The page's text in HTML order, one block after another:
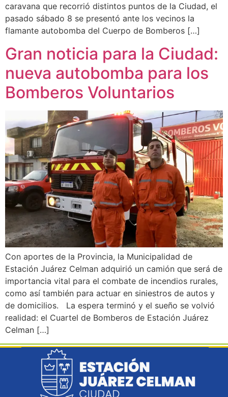
caravana que recorrió distintos puntos de la Ciudad, el
pasado sábado 8 se presentó ante los vecinos la
flamante autobomba del Cuerpo de Bomberos […]
Gran noticia para la Ciudad:
nueva autobomba para los
Bomberos Voluntarios
Con aportes de la Provincia, la Municipalidad de
Estación Juárez Celman adquirió un camión que será de
importancia vital para el combate de incendios rurales,
como así también para actuar en siniestros de autos y
de domicilios. La espera terminó y el sueño se volvió
realidad: el Cuartel de Bomberos de Estación Juárez
Celman […]